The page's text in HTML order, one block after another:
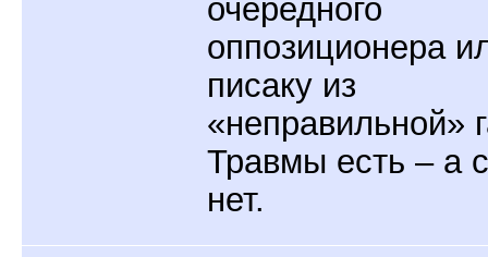
очередного
оппозиционера
писаку из
«неправильной»
Травмы есть – а
нет.